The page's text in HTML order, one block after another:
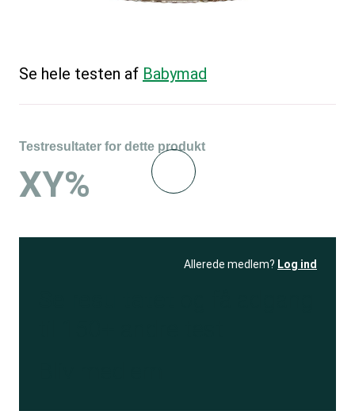
Se hele testen af Babymad
Testresultater for dette produkt
XY%
Allerede medlem? Log ind